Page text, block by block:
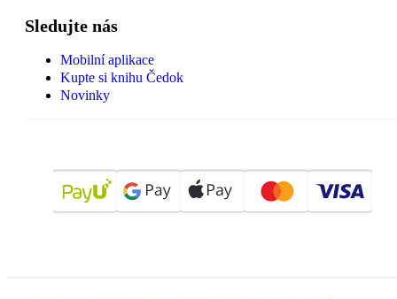
Sledujte nás
Mobilní aplikace
Kupte si knihu Čedok
Novinky